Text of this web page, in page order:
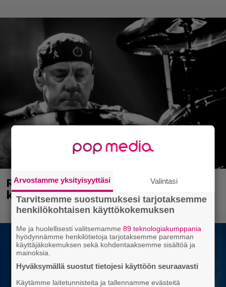
Rushin Neail Peartista ilmestyy ensi
kuussa dokumentti
Arvostamme yksityisyyttäsi Valintasi
Tarvitsemme suostumuksesi tarjotaksemme
henkilökohtaisen käyttökokemuksen
Me ja huolellisesti valitsemamme89 teknologiakumppania
hyödynnämme henkilötietoja tarjotaksemme paremman
käyttäjäkokemuksen sekä kohdentaaksemme sisältöä ja
mainoksia.
Hyväksymällä suostut tietojesi käyttöön seuraavasti
Käytämme laitetunnisteita ja tallennamme evästeitä